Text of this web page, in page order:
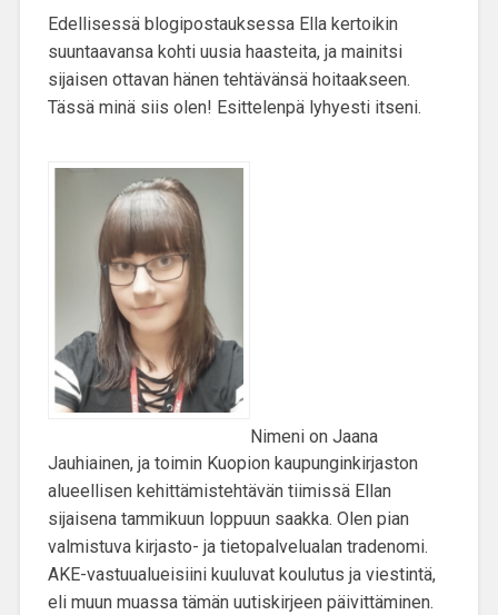
Edellisessä blogipostauksessa Ella kertoikin
suuntaavansa kohti uusia haasteita, ja mainitsi
sijaisen ottavan hänen tehtävänsä hoitaakseen.
Tässä minä siis olen! Esittelenpä lyhyesti itseni.
Nimeni on Jaana
Jauhiainen, ja toimin Kuopion kaupunginkirjaston
alueellisen kehittämistehtävän tiimissä Ellan
sijaisenatammikuun loppuun saakka. Olen pian
valmistuva kirjasto- ja tietopalvelualan tradenomi.
AKE-vastuualueisiini kuuluvat koulutus ja viestintä,
eli muun muassa tämän uutiskirjeen päivittäminen.